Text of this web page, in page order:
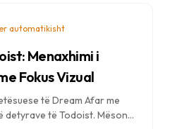
automatikisht
Menaxhimi i
Fokus Vizual
të Dream Afar me
detyrave të Todoist. Mësoni